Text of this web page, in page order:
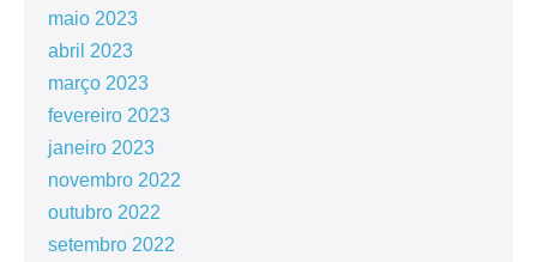
maio 2023
abril 2023
março 2023
fevereiro 2023
janeiro 2023
novembro 2022
outubro 2022
setembro 2022